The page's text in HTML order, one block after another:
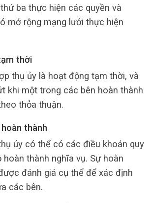
ba thực hiện các quyền và
mở rộng mạng lưới thực hiện
thời
thụ ủy là hoạt động tạm thời, và
khi một trong các bên hoàn thành
thỏa thuận.
thành
ủy có thể có các điều khoản quy
thành nghĩa vụ. Sự hoàn
đánh giá cụ thể để xác định
các bên.